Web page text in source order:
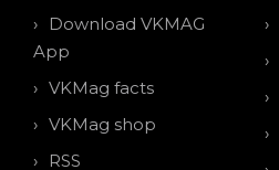
Download VKMAG
App
VKMag facts
VKMag shop
RSS